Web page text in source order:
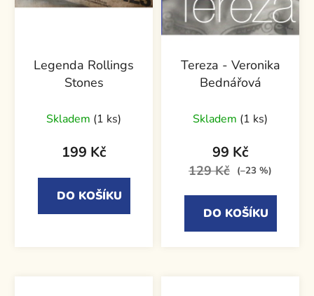
Legenda Rollings
Stones
Skladem (1 ks)
199 Kč
DO KOŠÍKU
Tereza - Veronika
Bednářová
Skladem (1 ks)
99 Kč
129 Kč (–23 %)
DO KOŠÍKU